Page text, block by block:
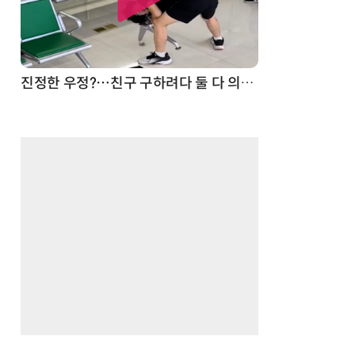
진정한 우정?…친구 구하려다 둘 다 의자 틈에 목이 낀 순간